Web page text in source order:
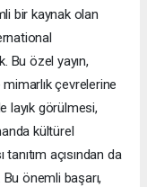
bir kaynak olan
Bu özel yayın,
çevrelerine
layık görülmesi,
kültürel
açısından da
önemli başarı,